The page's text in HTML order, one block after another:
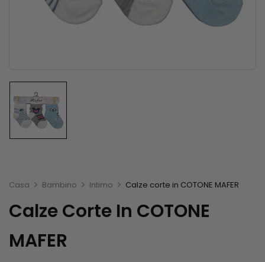
Casa Bambino Intimo Calze corte in COTONE MAFER
Calze Corte In COTONE
MAFER